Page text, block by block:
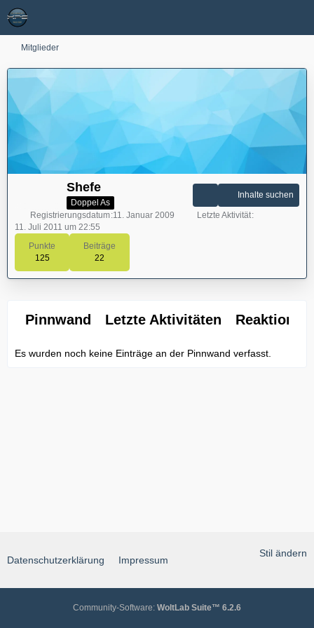
Mitglieder
Shefe
Doppel As
Punkte
125
Beiträge
22
Inhalte suchen
Registrierungsdatum 11. Januar 2009
Letzte Aktivität
11. Juli 2011 um 22:55
Pinnwand Letzte Aktivitäten Reaktionen
Es wurden noch keine Einträge an der Pinnwand verfasst.
Stil ändern
Datenschutzerklärung Impressum
Community-Software: WoltLab Suite™ 6.2.6